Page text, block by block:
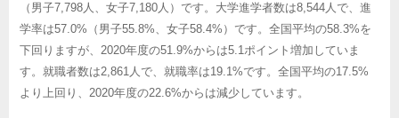
（男子7,798人、女子7,180人）です。大学進学者数は8,544人で、進
学率は57.0%（男子55.8%、女子58.4%）です。全国平均の58.3%を
下回りますが、2020年度の51.9%からは5.1ポイント増加していま
す。就職者数は2,861人で、就職率は19.1%です。全国平均の17.5%
より上回り、2020年度の22.6%からは減少しています。